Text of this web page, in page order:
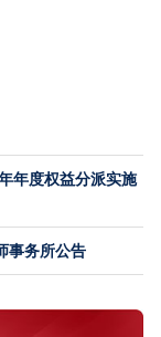
年度权益分派实施
事务所公告